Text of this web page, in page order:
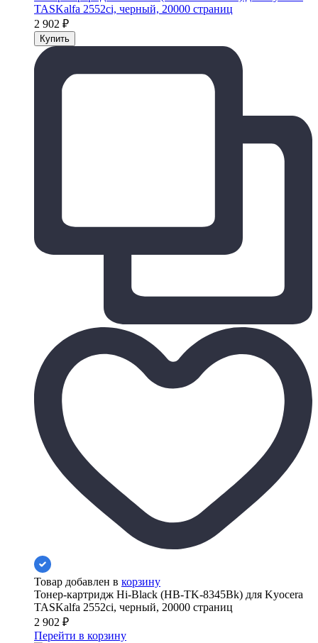
TASKalfa 2552ci, черный, 20000 страниц
2 902 ₽
Товар добавлен в корзину
Тонер-картридж Hi-Black (HB-TK-8345Bk) для Kyocera
TASKalfa 2552ci, черный, 20000 страниц
2 902 ₽
Перейти в корзину